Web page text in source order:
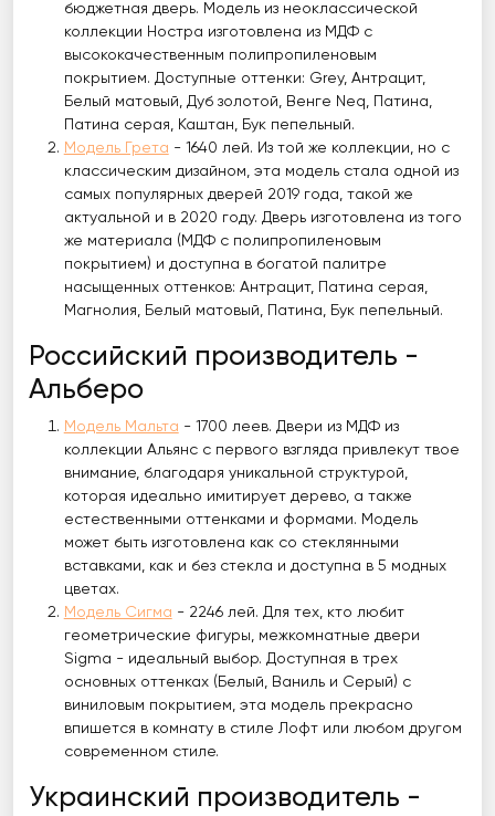
бюджетная дверь. Модель из неоклассической
коллекции Ностра изготовлена ​​из МДФ с
высококачественным полипропиленовым
покрытием. Доступные оттенки: Grey, Антрацит,
Белый матовый, Дуб золотой, Венге Neq, Патина,
Патина серая, Каштан, Бук пепельный.
Модель Грета - 1640 лей. Из той же коллекции, но с
классическим дизайном, эта модель стала одной из
самых популярных дверей 2019 года, такой же
актуальной и в 2020 году. Дверь изготовлена ​​из того
же материала (МДФ с полипропиленовым
покрытием) и доступна в богатой палитре
насыщенных оттенков: Антрацит, Патина серая,
Магнолия, Белый матовый, Патина, Бук пепельный.
Российский производитель -
Альберо
Модель Мальта - 1700 леев. Двери из МДФ из
коллекции Альянс с первого взгляда привлекут твое
внимание, благодаря уникальной структурой,
которая идеально имитирует дерево, а также
естественными оттенками и формами. Модель
может быть изготовлена как ​​со стеклянными
вставками, как и без стекла и доступна в 5 модных
цветах.
Модель Сигма - 2246 лей. Для тех, кто любит
геометрические фигуры, межкомнатные двери
Sigma - идеальный выбор. Доступная в трех
основных оттенках (Белый, Ваниль и Серый) с
виниловым покрытием, эта модель прекрасно
впишется в комнату в стиле Лофт или любом другом
современном стиле.
Украинский производитель -